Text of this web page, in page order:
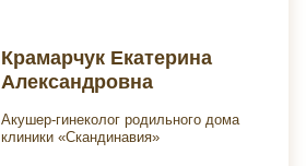
Крамарчук Екатерина
Александровна
Акушер-гинеколог родильного дома
клиники «Скандинавия»